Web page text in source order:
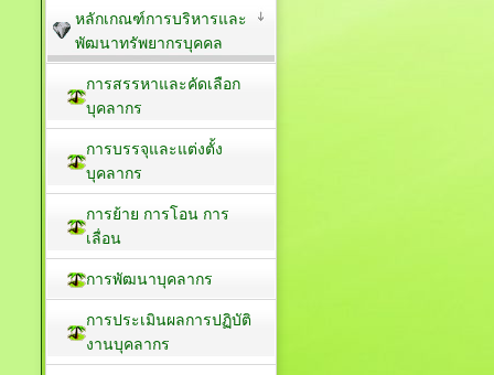
หลักเกณฑ์การบริหารและ
พัฒนาทรัพยากรบุคคล
การสรรหาและคัดเลือก
บุคลากร
การบรรจุและแต่งตั้ง
บุคลากร
การย้าย การโอน การ
เลื่อน
การพัฒนาบุคลากร
การประเมินผลการปฏิบัติ
งานบุคลากร